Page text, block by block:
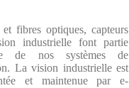
et fibres optiques, capteurs
industrielle font partie
de nos systèmes de
La vision industrielle est
et maintenue par e-